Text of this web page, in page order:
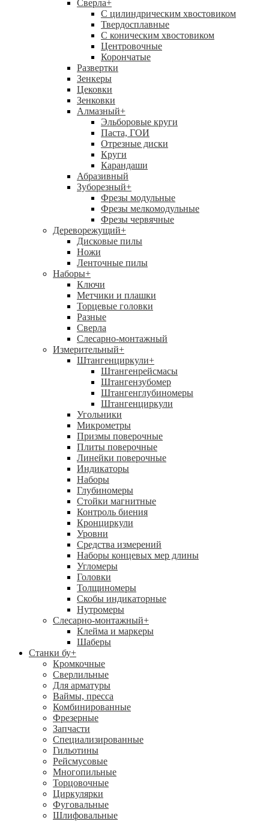
Сверла+
С цилиндрическим хвостовиком
Твердосплавные
С коническим хвостовиком
Центровочные
Корончатые
Развертки
Зенкеры
Цековки
Зенковки
Алмазный+
Эльборовые круги
Паста, ГОИ
Отрезные диски
Круги
Карандаши
Абразивный
Зуборезный+
Фрезы модульные
Фрезы мелкомодульные
Фрезы червячные
Дереворежущий+
Дисковые пилы
Ножи
Ленточные пилы
Наборы+
Ключи
Метчики и плашки
Торцевые головки
Разные
Сверла
Слесарно-монтажный
Измерительный+
Штангенциркули+
Штангенрейсмасы
Штангензубомер
Штангенглубиномеры
Штангенциркули
Угольники
Микрометры
Призмы поверочные
Плиты поверочные
Линейки поверочные
Индикаторы
Наборы
Глубиномеры
Стойки магнитные
Контроль биения
Кронциркули
Уровни
Средства измерений
Наборы концевых мер длины
Угломеры
Головки
Толщиномеры
Скобы индикаторные
Нутромеры
Слесарно-монтажный+
Клейма и маркеры
Шаберы
Станки бу+
Кромкочные
Сверлильные
Для арматуры
Ваймы, пресса
Комбинированные
Фрезерные
Запчасти
Специализированные
Гильотины
Рейсмусовые
Многопильные
Торцовочные
Циркулярки
Фуговальные
Шлифовальные